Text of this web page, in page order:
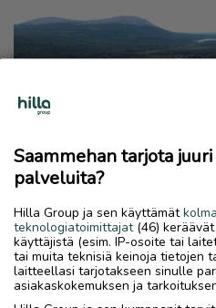
Saammehan tarjota
palveluita?
Hilla Group ja sen käyttämät
teknologiatoimittajat(46)
käyttäjistä (esim. IP-osoite tai
tai muita teknisiä keinoja tietojen
laitteellasi tarjotakseen sinulle
asiakaskokemuksen ja